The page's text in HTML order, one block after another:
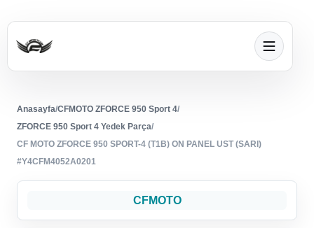
Anasayfa/CFMOTO ZFORCE 950 Sport 4/
ZFORCE 950 Sport 4 Yedek Parça/
CF MOTO ZFORCE 950 SPORT-4 (T1B) ON PANEL UST (SARI)
#Y4CFM4052A0201
CFMOTO